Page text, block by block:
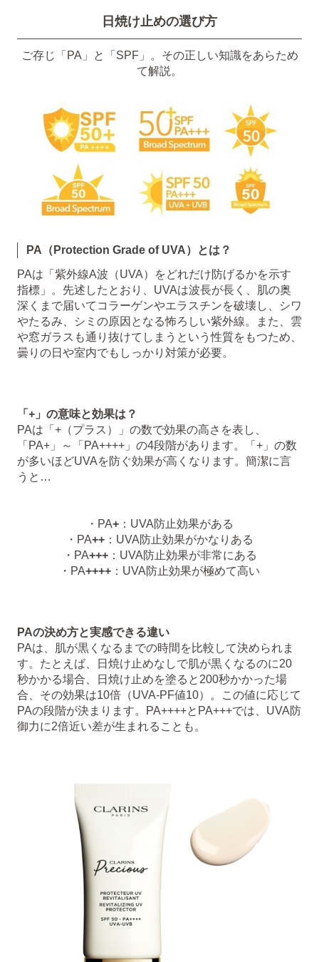
日焼け止めの選び方
ご存じ「PA」と「SPF」。その正しい知識をあらため
て解説。
PA（Protection Grade of UVA）とは？
PAは「紫外線A波（UVA）をどれだけ防げるかを示す
指標」。先述したとおり、UVAは波長が長く、肌の奥
深くまで届いてコラーゲンやエラスチンを破壊し、シワ
やたるみ、シミの原因となる怖ろしい紫外線。また、雲
や窓ガラスも通り抜けてしまうという性質をもつため、
曇りの日や室内でもしっかり対策が必要。
「+」の意味と効果は？
PAは「+（プラス）」の数で効果の高さを表し、
「PA+」～「PA++++」の4段階があります。「+」の数
が多いほどUVAを防ぐ効果が高くなります。簡潔に言
うと…
・PA+：UVA防止効果がある
・PA++ ：UVA防止効果がかなりある
・PA+++：UVA防止効果が非常にある
・PA++++ ：UVA防止効果が極めて高い
PAの決め方と実感できる違い
PAは、肌が黒くなるまでの時間を比較して決められま
す。たとえば、日焼け止めなしで肌が黒くなるのに20
秒かかる場合、日焼け止めを塗ると200秒かかった場
合、その効果は10倍（UVA-PF値10）。この値に応じて
PAの段階が決まります。PA++++とPA+++では、UVA防
御力に2倍近い差が生まれることも。